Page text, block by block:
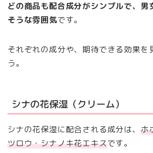
どの商品も配合成分がシンプルで、男
そうな雰囲気です。
それぞれの成分や、期待できる効果を
う。
シナの花保湿（クリーム）
シナの花保湿に配合される成分は、 ホ
ツロウ・シナノキ花エキスです。